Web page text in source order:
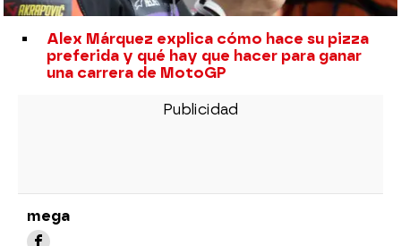
Alex Márquez explica cómo hace su pizza
preferida y qué hay que hacer para ganar
una carrera de MotoGP
mega